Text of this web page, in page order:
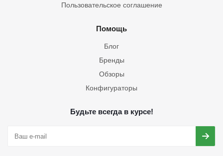
Пользовательское соглашение
Помощь
Блог
Бренды
Обзоры
Конфигураторы
Будьте всегда в курсе!